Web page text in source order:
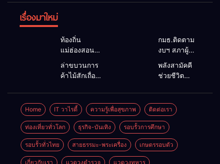
เรื่องมาใหม่
ท้องถิ่น
แม่ฮ่องสอน
ประชาชน นา
ยกฯ อบต.-
กำนัน ยื่น
หนังสือถึง
กมธ.งบฯ
สภาฯ ขอหนุน
งบพัฒนาถนน
แหล่งน้ำ และ
ท่องเที่ยว
กมธ.ติดตาม
งบฯ สภาผู้
แม่สะเรียง ถก
แนวทาง
บริหารงบ
ประมาณ เร่ง
พัฒนาพื้นที่
หนุนท่องเที่ยว
3 อำเภอ
ชายแดน
ล่าขบวนการ
ค้าไม้สักเถื่อน
แม่ลาน้อย เจอ
ไม้แปรรูป 33
แผ่น ผอ.ส่วน
ป้องกันฯ
สจป.ที่
1แม่ฮ่องสอน
สั่งกวาดล้าง
พลังสามัคคี
ช่วยชีวิต
ชาวบ้าน ดึง
รถกระบะตก
ข้างทาง
สำเร็จ สะท้อน
น้ำใจไทย
ชายแดน
Home IT วาไรตี้ ความรู้เพื่อสุขภาพ ติดต่อเรา
ท่องเที่ยวทั่วโลก ธุรกิจ-บันเทิง รอบรั้วการศึกษา
รอบรั้วทั่วไทย สายธรรมะ-พระเครื่อง เกษตรรอบตัว
เกี่ยวกับเรา แวดวงตำรวจ แวดวงทหาร